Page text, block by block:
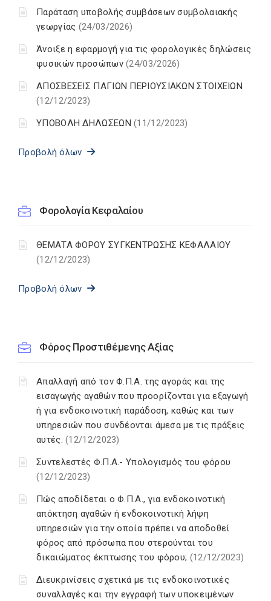
Παράταση υποβολής συμβάσεων συμβολαιακής
γεωργίας (24/03/2026)
Άνοιξε η εφαρμογή για τις φορολογικές δηλώσεις
φυσικών προσώπων(24/03/2026)
ΑΠΟΣΒΕΣΕΙΣ ΠΑΓΙΩΝ ΠΕΡΙΟΥΣΙΑΚΩΝ ΣΤΟΙΧΕΙΩΝ
(12/12/2023)
ΥΠΟΒΟΛΗ ΔΗΛΩΣΕΩΝ(11/12/2023)
Προβολή όλων
Φορολογία Κεφαλαίου
ΘΕΜΑΤΑ ΦΟΡΟΥ ΣΥΓΚΕΝΤΡΩΣΗΣ ΚΕΦΑΛΑΙΟΥ
(12/12/2023)
Προβολή όλων
Φόρος Προστιθέμενης Αξίας
Απαλλαγή από τον Φ.Π.Α. της αγοράς και της
εισαγωγής αγαθών που προορίζονται για εξαγωγή
ή για ενδοκοινοτική παράδοση, καθώς και των
υπηρεσιών που συνδέονται άμεσα με τις πράξεις
αυτές.(12/12/2023)
Συντελεστές Φ.Π.Α.- Υπολογισμός του φόρου
(12/12/2023)
Πώς αποδίδεται ο Φ.Π.Α., για ενδοκοινοτική
απόκτηση αγαθών ή ενδοκοινοτική λήψη
υπηρεσιών για την οποία πρέπει να αποδοθεί
φόρος από πρόσωπα που στερούνται του
δικαιώματος έκπτωσης του φόρου; (12/12/2023)
Διευκρινίσεις σχετικά με τις ενδοκοινοτικές
συναλλαγές και την εγγραφή των υποκειμένων